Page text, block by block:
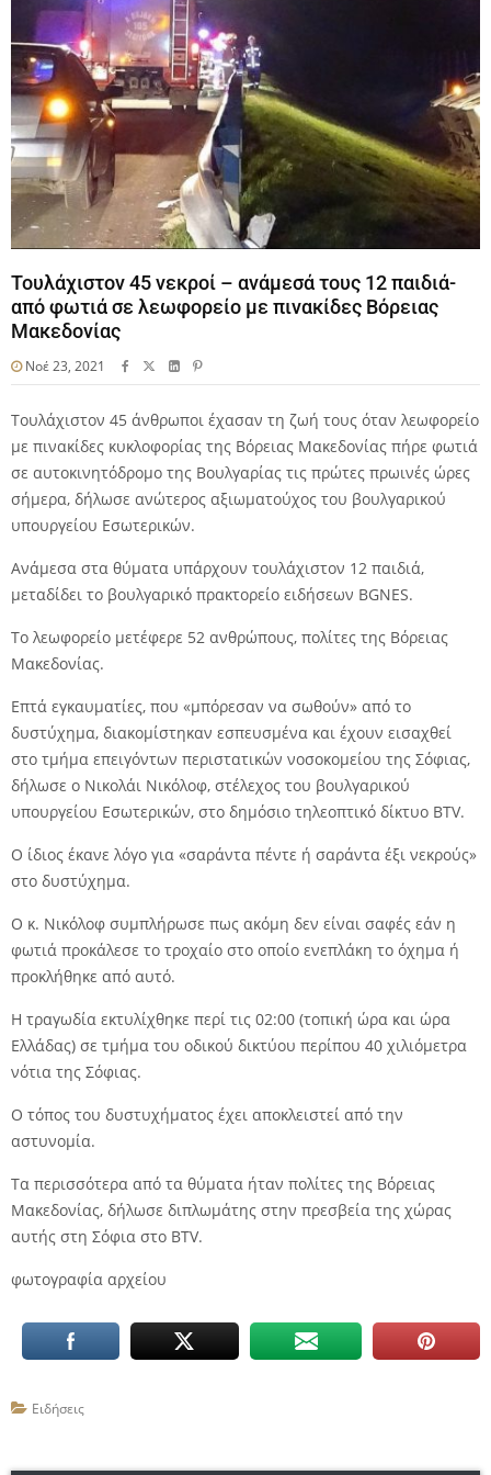
Τουλάχιστον 45 νεκροί – ανάμεσά τους 12 παιδιά-
από φωτιά σε λεωφορείο με πινακίδες Βόρειας
Μακεδονίας
Νοέ 23, 2021
Τουλάχιστον 45 άνθρωποι έχασαν τη ζωή τους όταν λεωφορείο
με πινακίδες κυκλοφορίας της Βόρειας Μακεδονίας πήρε φωτιά
σε αυτοκινητόδρομο της Βουλγαρίας τις πρώτες πρωινές ώρες
σήμερα, δήλωσε ανώτερος αξιωματούχος του βουλγαρικού
υπουργείου Εσωτερικών.
Ανάμεσα στα θύματα υπάρχουν τουλάχιστον 12 παιδιά,
μεταδίδει το βουλγαρικό πρακτορείο ειδήσεων BGNES.
Το λεωφορείο μετέφερε 52 ανθρώπους, πολίτες της Βόρειας
Μακεδονίας.
Επτά εγκαυματίες, που «μπόρεσαν να σωθούν» από το
δυστύχημα, διακομίστηκαν εσπευσμένα και έχουν εισαχθεί
στο τμήμα επειγόντων περιστατικών νοσοκομείου της Σόφιας,
δήλωσε ο Νικολάι Νικόλοφ, στέλεχος του βουλγαρικού
υπουργείου Εσωτερικών, στο δημόσιο τηλεοπτικό δίκτυο BTV.
Ο ίδιος έκανε λόγο για «σαράντα πέντε ή σαράντα έξι νεκρούς»
στο δυστύχημα.
Ο κ. Νικόλοφ συμπλήρωσε πως ακόμη δεν είναι σαφές εάν η
φωτιά προκάλεσε το τροχαίο στο οποίο ενεπλάκη το όχημα ή
προκλήθηκε από αυτό.
Η τραγωδία εκτυλίχθηκε περί τις 02:00 (τοπική ώρα και ώρα
Ελλάδας) σε τμήμα του οδικού δικτύου περίπου 40 χιλιόμετρα
νότια της Σόφιας.
Ο τόπος του δυστυχήματος έχει αποκλειστεί από την
αστυνομία.
Τα περισσότερα από τα θύματα ήταν πολίτες της Βόρειας
Μακεδονίας, δήλωσε διπλωμάτης στην πρεσβεία της χώρας
αυτής στη Σόφια στο BTV.
φωτογραφία αρχείου
Ειδήσεις